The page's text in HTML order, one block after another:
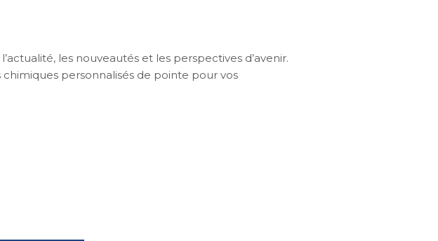
les nouveautés et les perspectives d’avenir.
personnalisés de pointe pour vos